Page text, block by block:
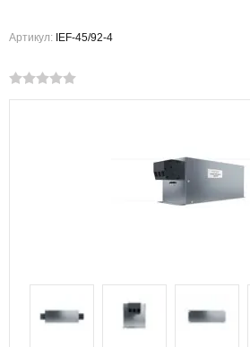
Артикул: IEF-45/92-4